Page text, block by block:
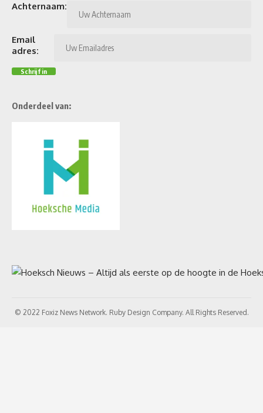
Achternaam:
Email
adres:
Onderdeel van:
© 2022 Foxiz News Network. Ruby Design Company. All Rights Reserved.